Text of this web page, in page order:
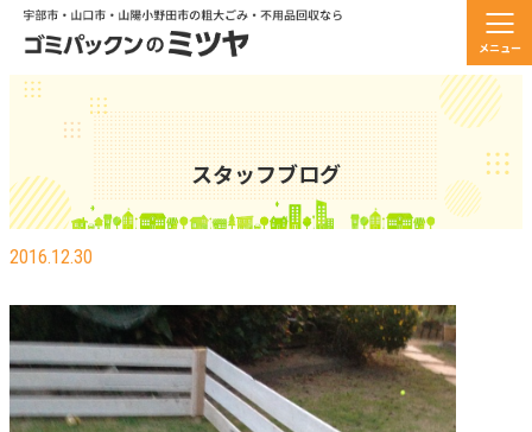
メニュー
スタッフブログ
ドッグラン作りました。
2016.12.30